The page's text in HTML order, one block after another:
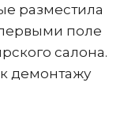
разместила
поле
салона.
демонтажу